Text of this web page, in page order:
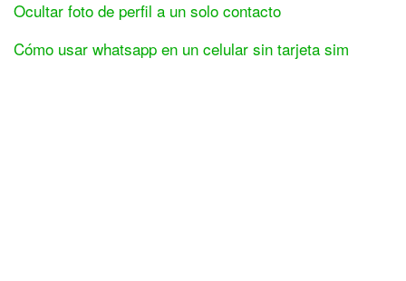
Ocultar foto de perfil a un solo contacto
Cómo usar whatsapp en un celular sin tarjeta sim